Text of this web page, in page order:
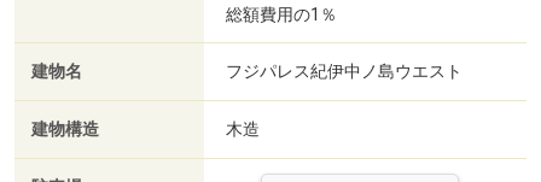
総額費用の1％
建物名 フジパレス紀伊中ノ島ウエスト
建物構造 木造